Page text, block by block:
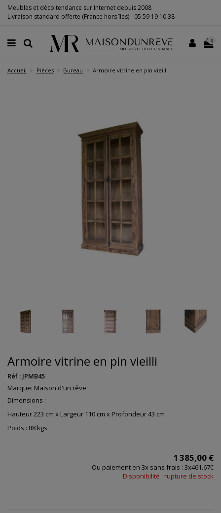
Meubles et déco tendance sur Internet depuis 2008
Livraison standard offerte (France hors îles) - 05 59 19 10 38
0
Accueil Pièces Bureau Armoire vitrine en pin vieilli
Armoire vitrine en pin vieilli
Réf : JPMB45
Marque: Maison d'un rêve
Dimensions :
Hauteur 223 cm x Largeur 110 cm x Profondeur 43 cm
Poids : 88 kgs
1 385,00 €
Ou paiement en 3x sans frais : 3x461.67€
Disponibilité : rupture de stock